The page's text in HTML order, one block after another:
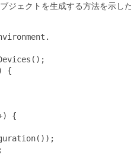
ジェクトを生成する方法を示し
{
{